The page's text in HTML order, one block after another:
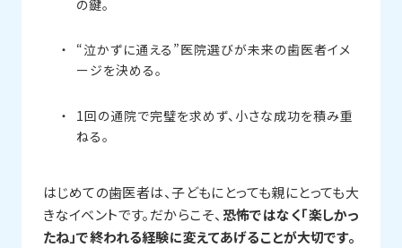
の鍵。
“泣かずに通える”医院選びが未来の歯医者イメ
ージを決める。
1回の通院で完璧を求めず、小さな成功を積み重
ねる。
はじめての歯医者は、子どもにとっても親にとっても大
きなイベントです。だからこそ、 恐怖ではなく「楽しかっ
たね」で終われる経験に変えてあげることが大切です。